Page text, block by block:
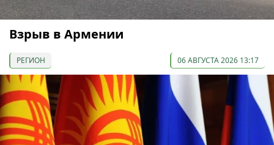
Взрыв в Армении
РЕГИОН 06 АВГУСТА 2026 13:17